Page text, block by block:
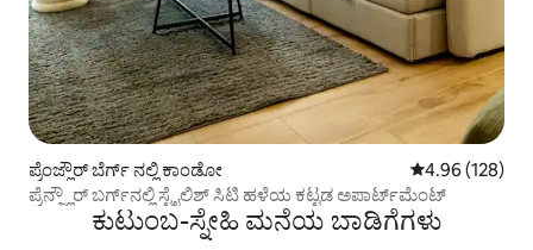
ಪ್ರೆಂಜ್ಲೌರ್ ಬೆರ್ಗ್ ನಲ್ಲಿ ಕಾಂಡೋ 5 ರಲ್ಲಿ 4.96
4.96 (128)
ಪ್ರೆನ್ಜ್ಲೌರ್ ಬರ್ಗ್‌ನಲ್ಲಿ ಸ್ಟೈಲಿಶ್ ಸಿಟಿ ಹಳೆಯ ಕಟ್ಟಡ ಅಪಾರ್ಟ್‌ಮೆಂಟ್
ಕುಟುಂಬ-ಸ್ನೇಹಿ ಮನೆಯ ಬಾಡಿಗೆಗಳು